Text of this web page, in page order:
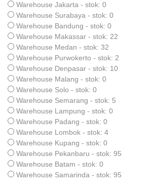
Warehouse Jakarta - stok: 0
Warehouse Surabaya - stok: 0
Warehouse Bandung - stok: 0
Warehouse Makassar - stok: 22
Warehouse Medan - stok: 32
Warehouse Purwokerto - stok: 2
Warehouse Denpasar - stok: 10
Warehouse Malang - stok: 0
Warehouse Solo - stok: 0
Warehouse Semarang - stok: 5
Warehouse Lampung - stok: 0
Warehouse Padang - stok: 0
Warehouse Lombok - stok: 4
Warehouse Kupang - stok: 0
Warehouse Pekanbaru - stok: 95
Warehouse Batam - stok: 0
Warehouse Samarinda - stok: 95